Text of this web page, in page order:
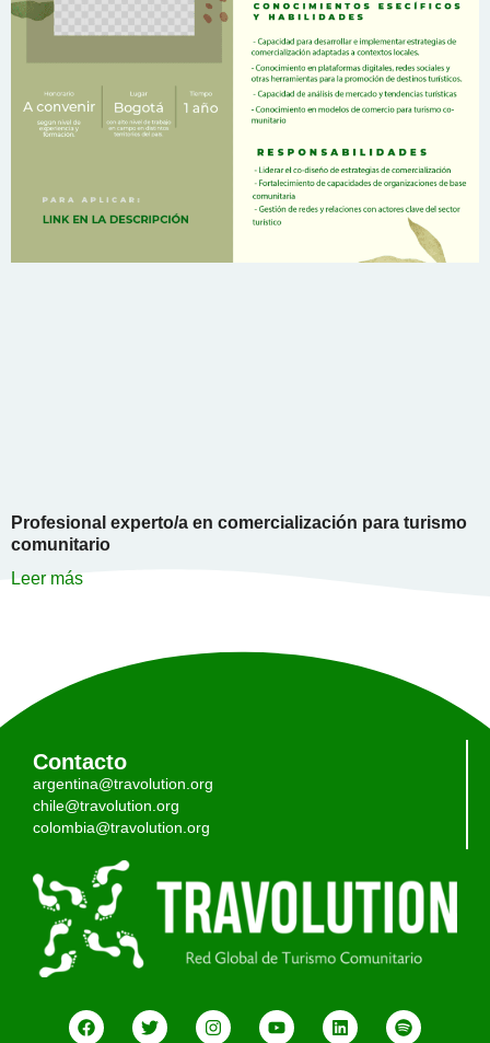
Profesional experto/a en comercialización para turismo
comunitario
Leer más
Contacto
argentina@travolution.org
chile@travolution.org
colombia@travolution.org